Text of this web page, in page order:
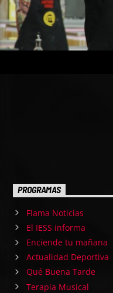
PROGRAMAS
Flama Noticias
El IESS informa
Enciende tu mañana
Actualidad Deportiva
Qué Buena Tarde
Terapia Musical